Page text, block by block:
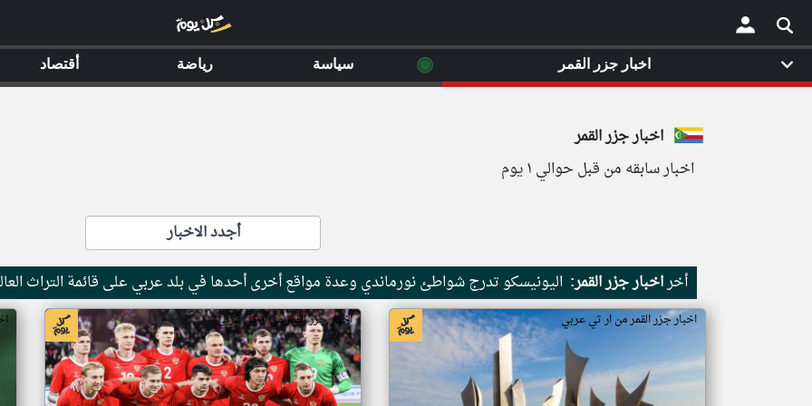
×
اخبار جزر القمر
اخبار سابقه من قبل حوالي ١ يوم
أجدد الاخبار
أخراخبار جزر القمر: اليونيسكو تدرج شواطئ نورماندي وعدة مواقع أخرى أحدها في بلد عربي على قائمة التراث
اخبار جزر القمر من ار تي عربي اخبار جزر القمر من ار تي عربي
اخبار جزر القمر ◉ سياسة رياضة أقتصاد